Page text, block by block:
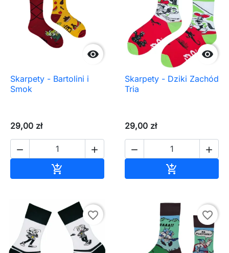

Skarpety - Bartolini i
Smok
29,00 zł
 


Skarpety - Dziki Zachód
Tria
29,00 zł
 

favorite_border favorite_border